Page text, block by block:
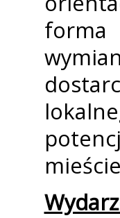
forma